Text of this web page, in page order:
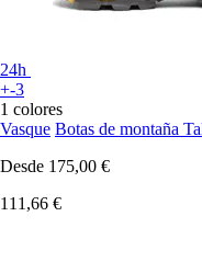
24h
+-3
1 colores
Vasque Botas de montaña
Desde 175,00 €
111,66 €